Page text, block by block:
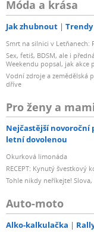
Móda a krása
Jak zhubnout
Smrt na silnici v
Sex, fetiš, BDSM, ale i
Weekendu popsal, jak akce
Vodní zdroje a zemědělská
dříve
Pro ženy a
Nejčastější novoroční
letní dovolenou
Okurková limonáda
RECEPT: Kynutý švestkový
Tohle nikdy neříkejte!
Auto-moto
Alko-kalkulačka